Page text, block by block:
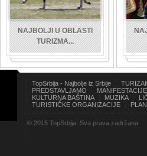
NAJBOLJI U OBLASTI
TURIZMA...
TopSrbija - Najbolje iz Srbije
PREDSTAVLJAMO
MANIFESTACIJE
KULTURNA BAŠTINA
MUZIKA
TURISTIČKE ORGANIZACIJE
© 2015 TopSrbija. Sva prava zadržana.